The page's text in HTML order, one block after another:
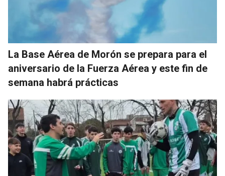
La Base Aérea de Morón se prepara para el
aniversario de la Fuerza Aérea y este fin de
semana habrá prácticas